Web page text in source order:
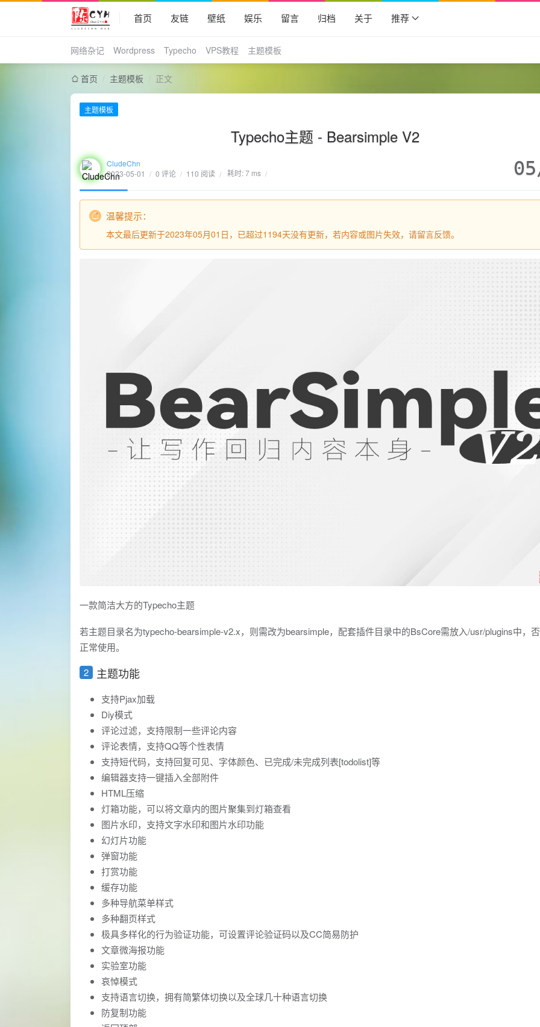
首页 友链 壁纸 娱乐 留言 归档 关于 推荐
网络杂记 Wordpress Typecho VPS教程 主题模板
首页 / 主题模板 正文
主题模板
Typecho主题 - Bearsimple V2
CludeChn
2023-05-01 / 0 评论 / 110 阅读 / 耗时: 7 ms /
温馨提示：
本文最后更新于2023年05月01日，已超过1194天没有更新，若内容或图片失效，请留言反馈。
一款简洁大方的Typecho主题
若主题目录名为typecho-bearsimple-v2.x，则需改为bearsimple，配套插件目录中的BsCore需放入/usr/plugins中，
正常使用。
主题功能
支持Pjax加载
Diy模式
评论过滤，支持限制一些评论内容
评论表情，支持QQ等个性表情
支持短代码，支持回复可见、字体颜色、已完成/未完成列表[todolist]等
编辑器支持一键插入全部附件
HTML压缩
灯箱功能，可以将文章内的图片聚集到灯箱查看
图片水印，支持文字水印和图片水印功能
幻灯片功能
弹窗功能
打赏功能
缓存功能
多种导航菜单样式
多种翻页样式
极具多样化的行为验证功能，可设置评论验证码以及CC简易防护
文章微海报功能
实验室功能
哀悼模式
支持语言切换，拥有简繁体切换以及全球几十种语言切换
防复制功能